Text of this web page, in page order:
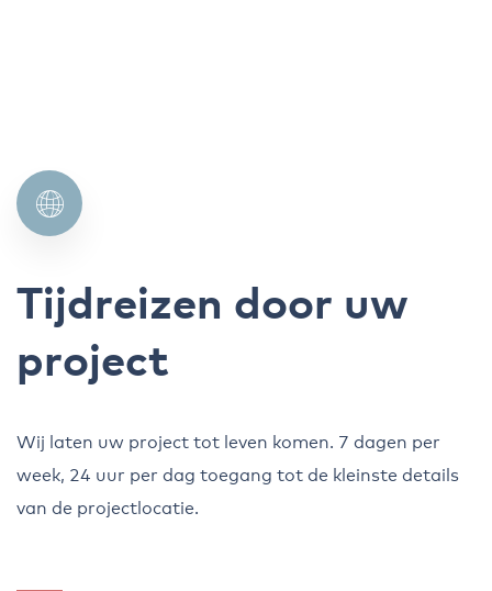
Tijdreizen door uw
project
Wij laten uw project tot leven komen. 7 dagen per
week, 24 uur per dag toegang tot de kleinste details
van de projectlocatie.